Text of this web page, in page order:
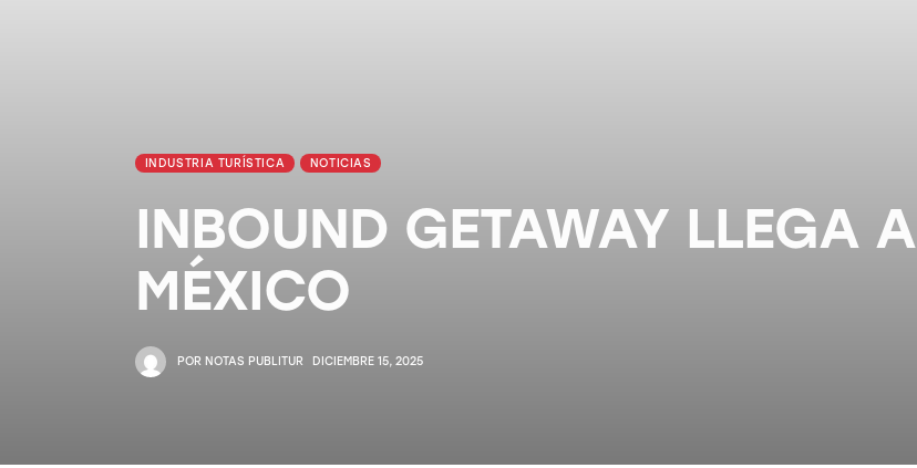
INDUSTRIA TURÍSTICA NOTICIAS
INBOUND GETAWAY LLEGA A
MÉXICO
POR NOTAS PUBLITUR DICIEMBRE 15, 2025